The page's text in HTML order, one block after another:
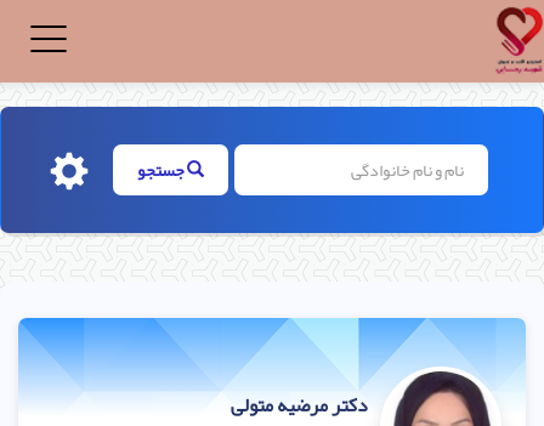
جستجو
دکتر مرضیه متولی